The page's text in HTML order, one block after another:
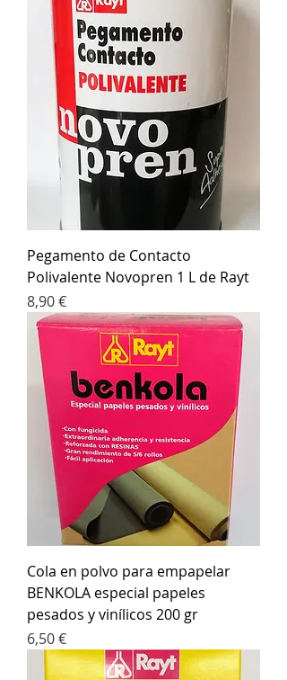
Pegamento de Contacto
Polivalente Novopren 1 L de Rayt
Precio
8,90 €
Cola en polvo para empapelar
BENKOLA especial papeles
pesados y vinílicos 200 gr
Precio
6,50 €